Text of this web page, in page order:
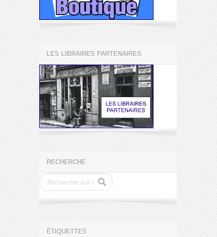
LES LIBRAIRES PARTENAIRES
RECHERCHE
ÉTIQUETTES